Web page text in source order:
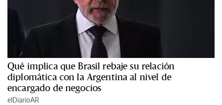
Qué implica que Brasil rebaje su relación
diplomática con la Argentina al nivel de
encargado de negocios
elDiarioAR